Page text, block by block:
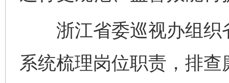
浙江省委巡视办组织
系统梳理岗位职责，排